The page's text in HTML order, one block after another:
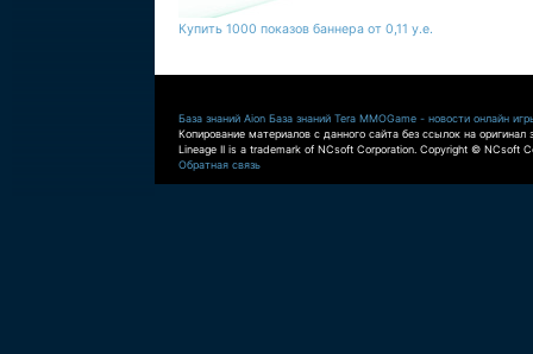
Купить 1000 показов баннера от 0,11 у.е.
База знаний Aion База знаний Tera MMOGame - новости онлайн
Копирование материалов с данного сайта без ссылок на оригинал
Lineage II is a trademark of NCsoft Corporation. Copyright © NCsoft
Обратная связь